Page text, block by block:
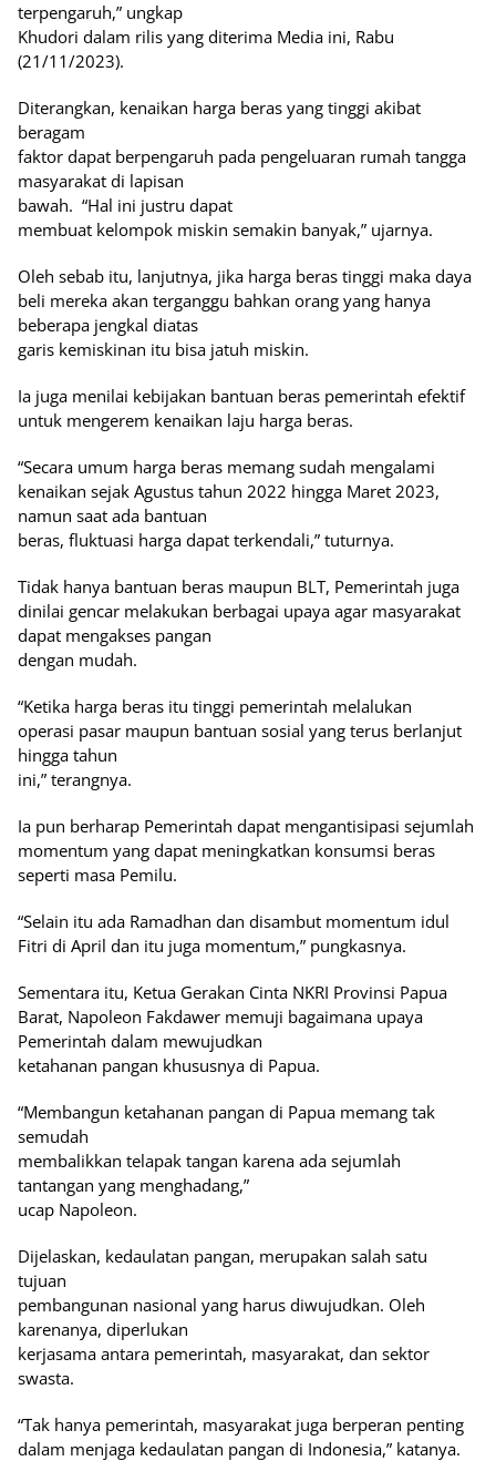
terpengaruh,” ungkap
Khudori dalam rilis yang diterima Media ini, Rabu
(21/11/2023).
Diterangkan, kenaikan harga beras yang tinggi akibat
beragam
faktor dapat berpengaruh pada pengeluaran rumah tangga
masyarakat di lapisan
bawah. “Hal ini justru dapat
membuat kelompok miskin semakin banyak,” ujarnya.
Oleh sebab itu, lanjutnya, jika harga beras tinggi maka daya
beli mereka akan terganggu bahkan orang yang hanya
beberapa jengkal diatas
garis kemiskinan itu bisa jatuh miskin.
Ia juga menilai kebijakan bantuan beras pemerintah efektif
untuk mengerem kenaikan laju harga beras.
“Secara umum harga beras memang sudah mengalami
kenaikan sejak Agustus tahun 2022 hingga Maret 2023,
namun saat ada bantuan
beras, fluktuasi harga dapat terkendali,” tuturnya.
Tidak hanya bantuan beras maupun BLT, Pemerintah juga
dinilai gencar melakukan berbagai upaya agar masyarakat
dapat mengakses pangan
dengan mudah.
“Ketika harga beras itu tinggi pemerintah melalukan
operasi pasar maupun bantuan sosial yang terus berlanjut
hingga tahun
ini,” terangnya.
Ia pun berharap Pemerintah dapat mengantisipasi sejumlah
momentum yang dapat meningkatkan konsumsi beras
seperti masa Pemilu.
“Selain itu ada Ramadhan dan disambut momentum idul
Fitri di April dan itu juga momentum,” pungkasnya.
Sementara itu, Ketua Gerakan Cinta NKRI Provinsi Papua
Barat, Napoleon Fakdawer memuji bagaimana upaya
Pemerintah dalam mewujudkan
ketahanan pangan khususnya di Papua.
“Membangun ketahanan pangan di Papua memang tak
semudah
membalikkan telapak tangan karena ada sejumlah
tantangan yang menghadang,”
ucap Napoleon.
Dijelaskan, kedaulatan pangan, merupakan salah satu
tujuan
pembangunan nasional yang harus diwujudkan. Oleh
karenanya, diperlukan
kerjasama antara pemerintah, masyarakat, dan sektor
swasta.
“Tak hanya pemerintah, masyarakat juga berperan penting
dalam menjaga kedaulatan pangan di Indonesia,” katanya.